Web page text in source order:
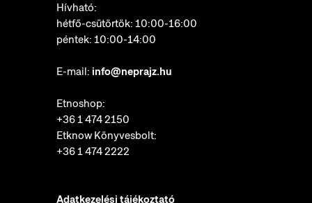
Hívható:
hétfő-csütörtök: 10:00-16:00
péntek: 10:00-14:00
E-mail: info@neprajz.hu
Etnoshop:
+36 1 474 2150
Etknow Könyvesbolt:
+36 1 474 2222
Adatkezelési tájékoztató